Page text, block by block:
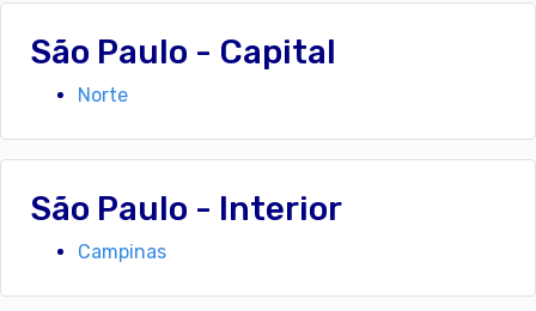
São Paulo - Capital
Norte
São Paulo - Interior
Campinas